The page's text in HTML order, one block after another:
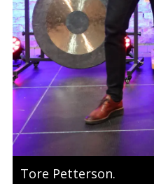
Tore Petterson.